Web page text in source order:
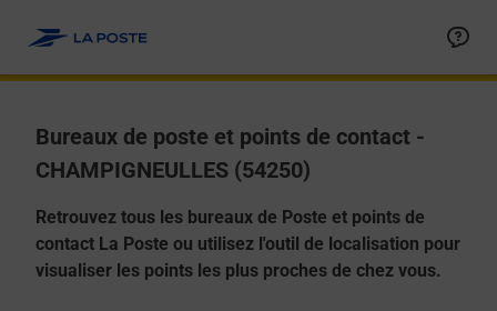
Bureaux de poste et points de contact -
CHAMPIGNEULLES (54250)
Retrouvez tous les bureaux de Poste et points de
contact La Poste ou utilisez l'outil de localisation pour
visualiser les points les plus proches de chez vous.